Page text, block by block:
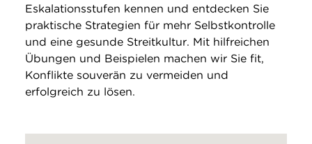
Suche
Eskalationsstufen kennen und entdecken Sie
praktische Strategien für mehr Selbstkontrolle
und eine gesunde Streitkultur. Mit hilfreichen
Übungen und Beispielen machen wir Sie fit,
Konflikte souverän zu vermeiden und
erfolgreich zu lösen.